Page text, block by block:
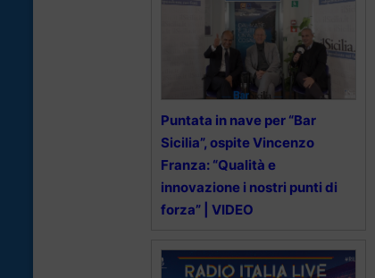
Puntata in nave per “Bar
Sicilia”, ospite Vincenzo
Franza: “Qualità e
innovazione i nostri punti di
forza” | VIDEO